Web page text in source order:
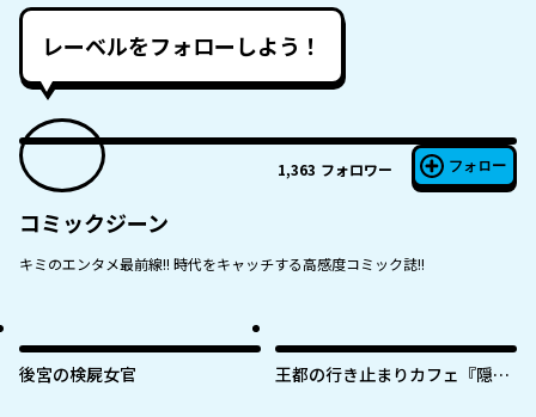
レーベルをフォローしよう！
1,363 フォロワー フォロー
コミックジーン
キミのエンタメ最前線!! 時代をキャッチする高感度コミック誌!!
後宮の検屍女官
王都の行き止まりカフェ『隠れ